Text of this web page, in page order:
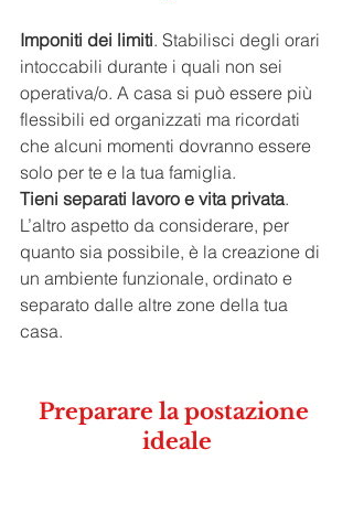
Imponiti dei limiti. Stabilisci degli orari
intoccabili durante i quali non sei
operativa/o. A casa si può essere più
flessibili ed organizzati ma ricordati
che alcuni momenti dovranno essere
solo per te e la tua famiglia.
Tieni separati lavoro e vita privata.
L’altro aspetto da considerare, per
quanto sia possibile, è la creazione di
un ambiente funzionale, ordinato e
separato dalle altre zone della tua
casa.
Preparare la postazione
ideale